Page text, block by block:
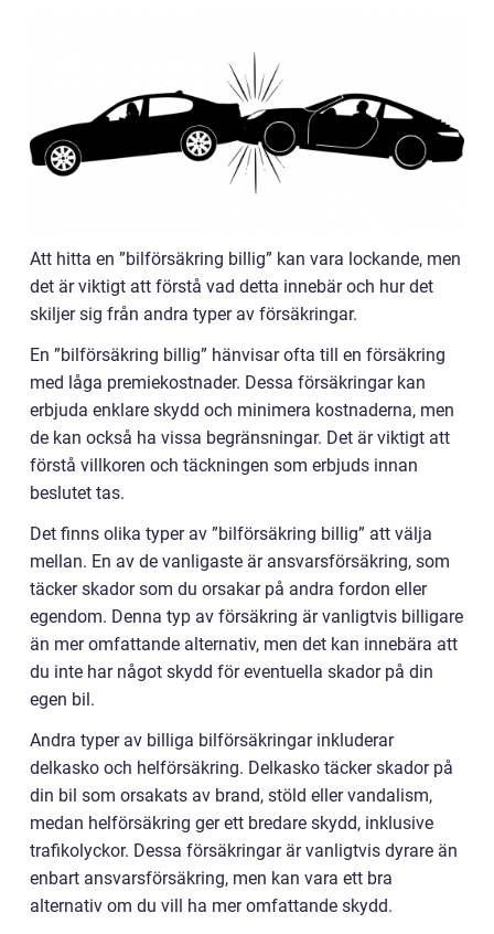
Att hitta en ”bilförsäkring billig” kan vara lockande, men
det är viktigt att förstå vad detta innebär och hur det
skiljer sig från andra typer av försäkringar.
En ”bilförsäkring billig” hänvisar ofta till en försäkring
med låga premiekostnader. Dessa försäkringar kan
erbjuda enklare skydd och minimera kostnaderna, men
de kan också ha vissa begränsningar. Det är viktigt att
förstå villkoren och täckningen som erbjuds innan
beslutet tas.
Det finns olika typer av ”bilförsäkring billig” att välja
mellan. En av de vanligaste är ansvarsförsäkring, som
täcker skador som du orsakar på andra fordon eller
egendom. Denna typ av försäkring är vanligtvis billigare
än mer omfattande alternativ, men det kan innebära att
du inte har något skydd för eventuella skador på din
egen bil.
Andra typer av billiga bilförsäkringar inkluderar
delkasko och helförsäkring. Delkasko täcker skador på
din bil som orsakats av brand, stöld eller vandalism,
medan helförsäkring ger ett bredare skydd, inklusive
trafikolyckor. Dessa försäkringar är vanligtvis dyrare än
enbart ansvarsförsäkring, men kan vara ett bra
alternativ om du vill ha mer omfattande skydd.